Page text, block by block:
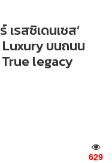
เรสซิเดนเซส’
บนถนน
legacy
629